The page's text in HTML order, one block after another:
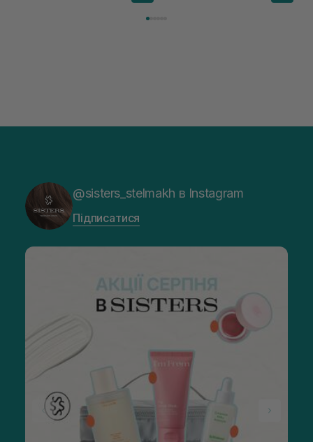
@sisters_stelmakh в Instagram
Підписатися